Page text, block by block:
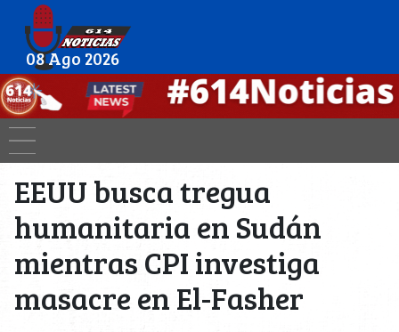
08 Ago 2026
EEUU busca tregua
humanitaria en Sudán
mientras CPI investiga
masacre en El-Fasher